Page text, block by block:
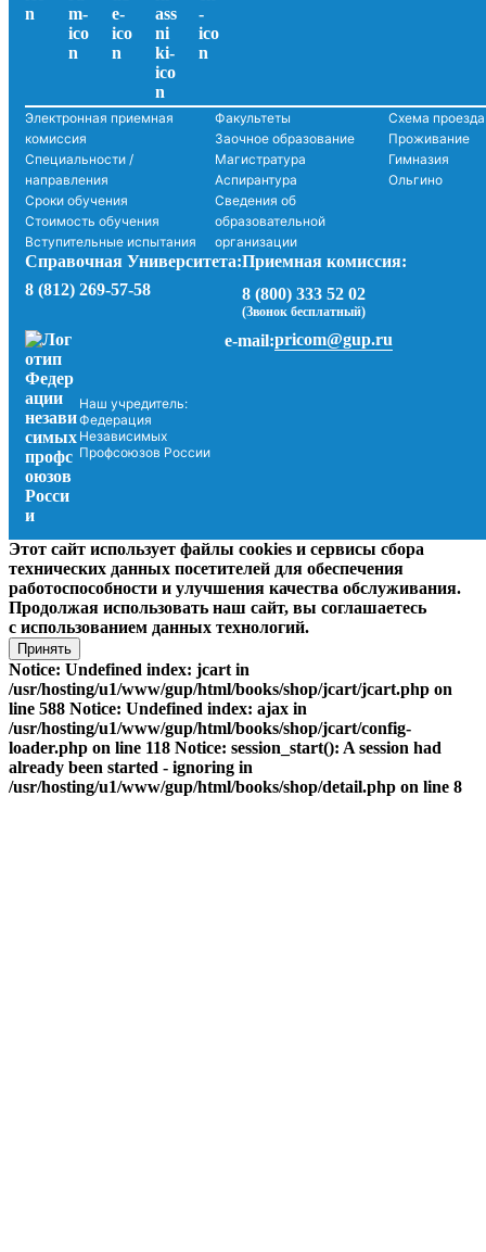
Электронная приемная
комиссия
Специальности /
направления
Сроки обучения
Стоимость обучения
Вступительные испытания
Факультеты
Заочное образование
Магистратура
Аспирантура
Сведения об
образовательной
организации
Схема проезда
Проживание
Гимназия
Ольгино
Справочная Университета:
8 (812) 269-57-58
Приемная комиссия:
8 (800) 333 52 02
(Звонок бесплатный)
Наш учредитель:
Федерация
Независимых
Профсоюзов России
e-mail:pricom@gup.ru
Этот сайт использует файлы cookies и сервисы сбора
технических данных посетителей для обеспечения
работоспособности и улучшения качества обслуживания.
Продолжая использовать наш сайт, вы соглашаетесь
с использованием данных технологий.
Принять
Notice: Undefined index: jcart in
/usr/hosting/u1/www/gup/html/books/shop/jcart/jcart.php on
line 588 Notice: Undefined index: ajax in
/usr/hosting/u1/www/gup/html/books/shop/jcart/config-
loader.php on line 118 Notice: session_start(): A session had
already been started - ignoring in
/usr/hosting/u1/www/gup/html/books/shop/detail.php on line 8